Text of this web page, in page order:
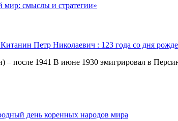
смыслы и стратегии»
Китанин Петр Николаевич : 123 года со дня
– после 1941 В июне 1930 эмигрировал в
день коренных народов мира